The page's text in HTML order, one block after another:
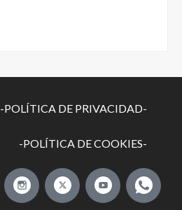
-POLÍTICA DE PRIVACIDAD-
-POLÍTICA DE COOKIES-